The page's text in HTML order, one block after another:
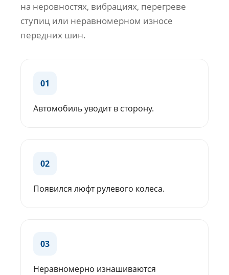
на неровностях, вибрациях, перегреве
ступиц или неравномерном износе
передних шин.
01
Автомобиль уводит в сторону.
02
Появился люфт рулевого колеса.
03
Неравномерно изнашиваются